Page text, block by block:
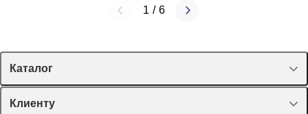
1 / 6
Каталог
Спецпредложения
Клиенту